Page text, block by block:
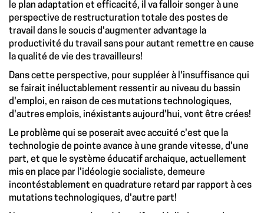
le plan adaptation et efficacité, il va falloir songer à une
perspective de restructuration totale des postes de
travail dans le soucis d'augmenter advantage la
productivité du travail sans pour autant remettre en cause
la qualité de vie des travailleurs!
Dans cette perspective, pour suppléer à l'insuffisance qui
se fairait inéluctablement ressentir au niveau du bassin
d'emploi, en raison de ces mutations technologiques,
d'autres emplois, inéxistants aujourd'hui, vont être crées!
Le problème qui se poserait avec accuité c'est que la
technologie de pointe avance à une grande vitesse, d'une
part, et que le système éducatif archaique, actuellement
mis en place par l'idéologie socialiste, demeure
incontéstablement en quadrature retard par rapport à ces
mutations technologiques, d'autre part!